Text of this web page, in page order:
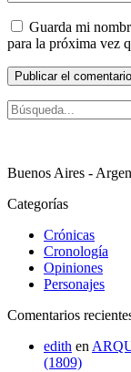
Guarda mi
para la próxima vez
Buenos Aires -
Categorías
Crónicas
Cronología
Opiniones
Personajes
Comentarios
edith en
(1809)